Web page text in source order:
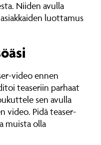
Niiden avulla
luottamus
video ennen
teaseriin parhaat
sen avulla
video. Pidä teaser-
muista olla